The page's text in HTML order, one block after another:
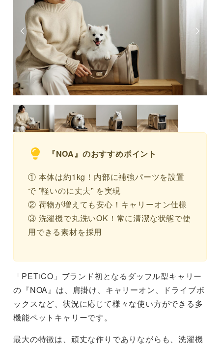
『NOA』のおすすめポイント
① 本体は約1kg！内部に補強パーツを設置
で ”軽いのに丈夫” を実現
② 荷物が増えても安心！キャリーオン仕様
③ 洗濯機で丸洗いOK！常に清潔な状態で使
用できる素材を採用
「PETiCO」ブランド初となるダッフル型キャリー
の『NOA』は、肩掛け、キャリーオン、ドライブボ
ックスなど、状況に応じて様々な使い方ができる多
機能ペットキャリーです。
最大の特徴は、頑丈な作りでありながらも、洗濯機